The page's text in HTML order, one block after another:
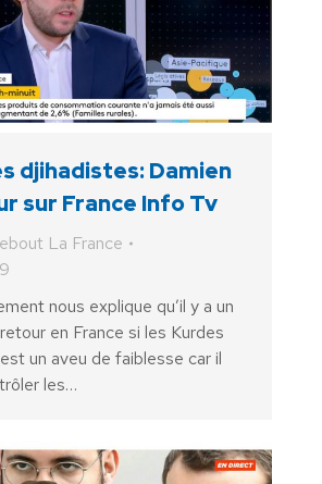
djihadistes: Damien
sur France Info Tv
La France
nous explique qu’il y a un
en France si les Kurdes
un aveu de faiblesse car il
les…